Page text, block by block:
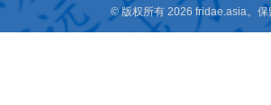
© 版权所有 2026 fridae.asia。